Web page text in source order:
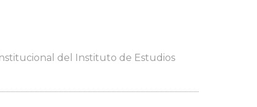
del Instituto de Estudios